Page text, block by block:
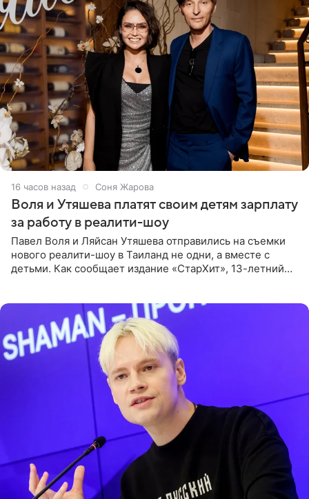
16 часов назад Соня Жарова
Воля и Утяшева платят своим детям зарплату
за работу в реалити-шоу
Павел Воля и Ляйсан Утяшева отправились на съемки
нового реалити-шоу в Таиланд не одни, а вместе с
детьми. Как сообщает издание «СтарХит», 13-летний